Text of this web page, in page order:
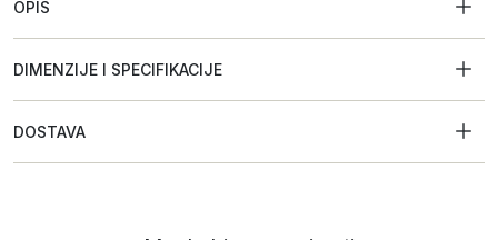
OPIS
DIMENZIJE I SPECIFIKACIJE
DOSTAVA